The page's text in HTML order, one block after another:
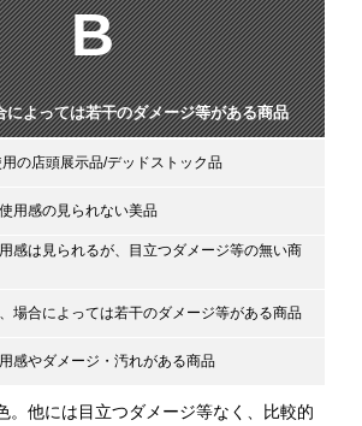
B
によっては若干のダメージ等がある商品
の店頭展示品/デッドストック品
用感の見られない美品
感は見られるが、目立つダメージ等の無い商
場合によっては若干のダメージ等がある商品
感やダメージ・汚れがある商品
。他には目立つダメージ等なく、比較的